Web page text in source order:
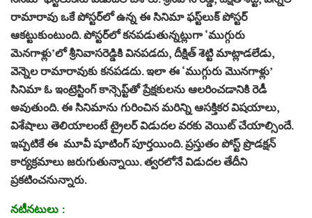
రామారావు ఒకే పోస్టర్‌లో ఉన్న ఈ సినిమా ఫస్ట్‌లుక్‌ పోస్టర్‌
ఆకట్టుకుంటుంది. పోస్టర్‌లో కనపడుతున్నట్లుగా ‘ముగ్గురు
మెనగాళ్లు’లో శ్రీనివాసరెడ్డికి వినపడదు, దీక్షిత్‌ శెట్టి మాట్లాడలేడు,
వెన్నెల రామారావుకు కనపడదు. ఇలా ఈ ‘ముగ్గురు మొనగాళ్లు’
సినిమా ఓ ఇంట్రెస్టింగ్ కాన్సెప్ట్‌తో ప్రేక్షకులను ఆలరించడానికి రెడీ
అవుతుంది. ఈ సినిమాను గురించిన మరిన్ని ఆసక్తికర విషయాలు,
విశేషాలు తెలియాలంటే ట్రైలర్‌ విడుదల వరకు వెయిట్‌ చేయాల్సిందే.
ఇప్పటికే ఈ మూవీ షూటింగ్‌ పూర్తయింది. ప్రస్తుతం పోస్ట్‌ ప్రొడక్షన్‌
కార్యక్రమాలు జరుగుతున్నాయి. త్వరలోనే విడుదల తేదీని
ప్రకటించనున్నారు.
నటీనటులు :